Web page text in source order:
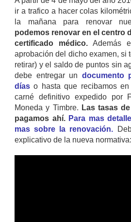
ir a trafico a hacer colas
la mañana para renovar
podemos renovar en el centro
certificado médico. Además
aprobación del dicho examen, si
retirar) y el saldo de puntos sin
debe entregar un documento
días o hasta que recibamos
carné definitivo expedido por
Moneda y Timbre. Las tasas
pagamos ahí. Para mas
mas sobre la renovación.
explicativo de la nueva normativa: